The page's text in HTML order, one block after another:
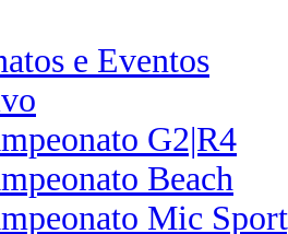
e Eventos
G2|R4
Beach
Mic